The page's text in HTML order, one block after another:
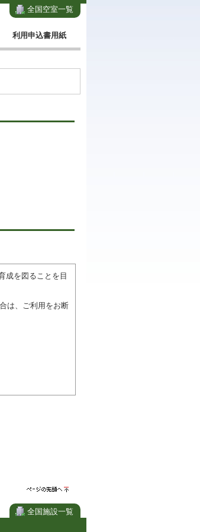
全国空室一覧
利用申込書用紙
成を図ることを目
は、ご利用をお断
の利用者と、地
頭へ
全国施設一覧